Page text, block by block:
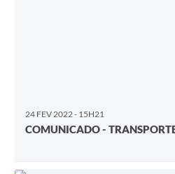
24 FEV 2022 - 15H21
COMUNICADO -